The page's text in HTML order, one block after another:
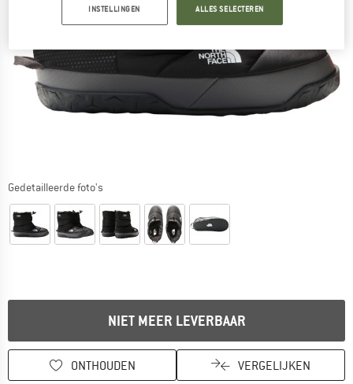
Gedetailleerde foto's
NIET MEER LEVERBAAR
ONTHOUDEN VERGELIJKEN
INSTELLINGEN ALLES SELECTEREN